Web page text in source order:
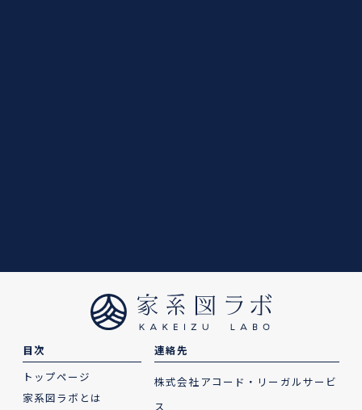
目次
トップページ
家系図ラボとは
連絡先
株式会社アコード・リーガルサービ
ス